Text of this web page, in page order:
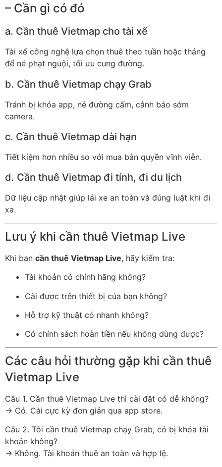
– Cần gì có đó
a. Cần thuê Vietmap cho tài xế
Tài xế công nghệ lựa chọn thuê theo tuần hoặc tháng
để né phạt nguội, tối ưu cung đường.
b. Cần thuê Vietmap chạy Grab
Tránh bị khóa app, né đường cấm, cảnh báo sớm
camera.
c. Cần thuê Vietmap dài hạn
Tiết kiệm hơn nhiều so với mua bản quyền vĩnh viễn.
d. Cần thuê Vietmap đi tỉnh, đi du lịch
Dữ liệu cập nhật giúp lái xe an toàn và đúng luật khi đi
xa.
Lưu ý khi cần thuê Vietmap Live
Khi bạn cần thuê Vietmap Live, hãy kiểm tra:
Tài khoản có chính hãng không?
Cài được trên thiết bị của bạn không?
Hỗ trợ kỹ thuật có nhanh không?
Có chính sách hoàn tiền nếu không dùng được?
Các câu hỏi thường gặp khi cần thuê
Vietmap Live
Câu 1. Cần thuê Vietmap Live thì cài đặt có dễ không?
→ Có. Cài cực kỳ đơn giản qua app store.
Câu 2. Tôi cần thuê Vietmap chạy Grab, có bị khóa tài
khoản không?
→ Không. Tài khoản thuê an toàn và hợp lệ.